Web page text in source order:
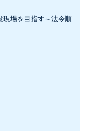
現場を目指す～法令順